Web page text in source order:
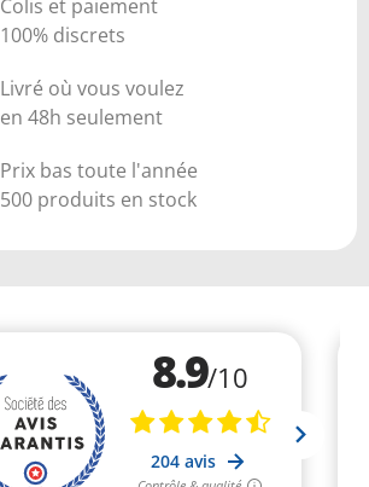
Colis et paiement
100% discrets
Livré où vous voulez
en 48h seulement
Prix bas toute l'année
500 produits en stock